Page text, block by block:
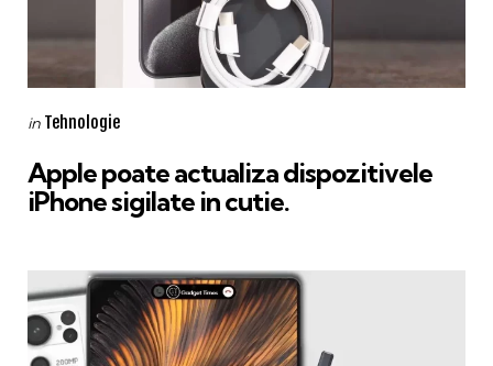
Categories
Posted
in Tehnologie
Apple poate actualiza dispozitivele
iPhone sigilate in cutie.